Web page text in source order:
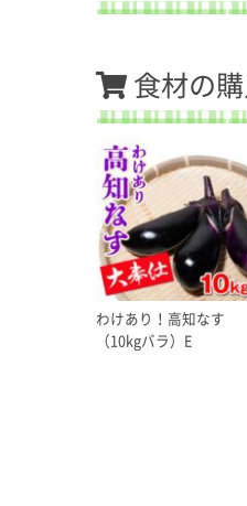
食材の購
わけあり！高知なす
（10kgバラ）E